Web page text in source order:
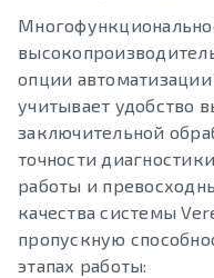
опции
учитывает удобство
заключительной
точности
работы и
качества системы
пропускную
этапах работы: